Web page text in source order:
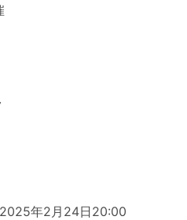
年2月24日20:00